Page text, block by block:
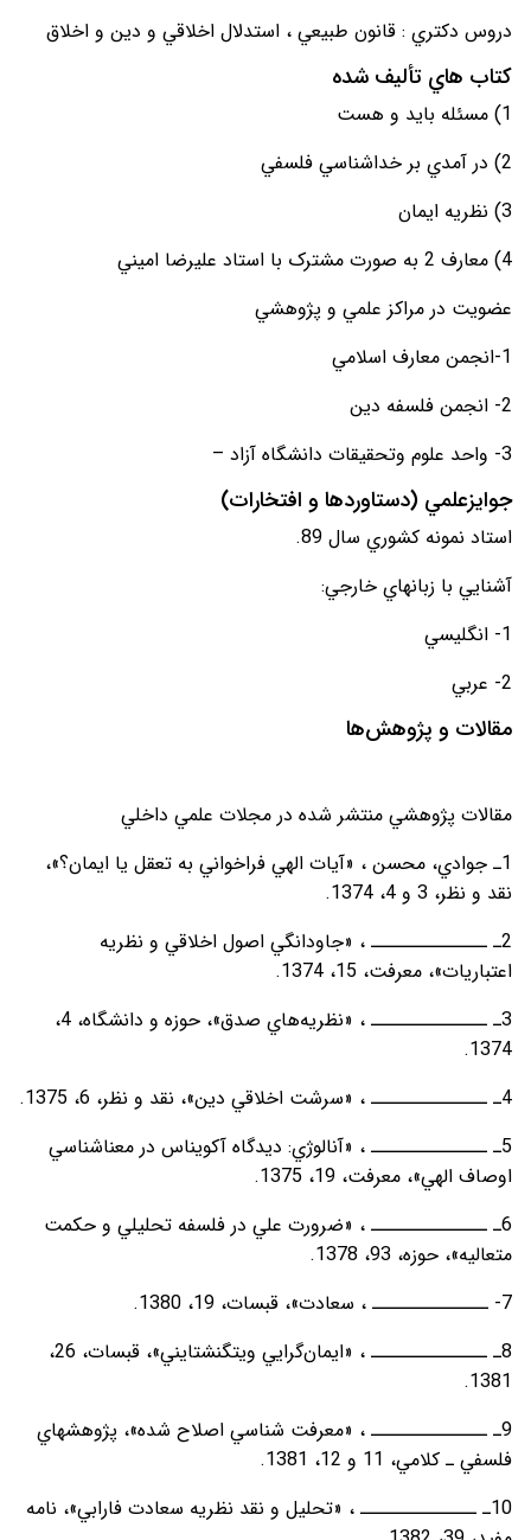
دروس دکتري : قانون طبيعي ، استدلال اخلاقي و دين و اخلاق
کتاب هاي تأليف شده
1) مسئله بايد و هست
2) در آمدي بر خداشناسي فلسفي
3) نظريه ايمان
4) معارف 2 به صورت مشترک با استاد عليرضا اميني
عضويت در مراکز علمي و پژوهشي
1-انجمن معارف اسلامي
2- انجمن فلسفه دين
3- واحد علوم وتحقيقات دانشگاه آزاد –
جوايزعلمي (دستاوردها و افتخارات)
استاد نمونه کشوري سال 89.
آشنايي با زبان­هاي خارجي:
1- انگليسي
2- عربي
مقالات و پژوهش‌ها
مقالات پژوهشي منتشر شده در مجلات علمي داخلي
1ـ جوادي، محسن ، «آيات الهي فراخواني به تعقل يا ايمان؟»،
نقد و نظر، 3 و 4، 1374.
2ـ ــــــــــــــ ، «جاودانگي اصول اخلاقي و نظريه
اعتباريات»، معرفت، 15، 1374.
3ـ ــــــــــــــ ، «نظريه‌هاي صدق»، حوزه و دانشگاه، 4،
1374.
4ـ ــــــــــــــ ، «سرشت اخلاقي دين»، نقد و نظر، 6، 1375.
5ـ ــــــــــــــ ، «آنالوژي: ديدگاه آکويناس در معناشناسي
اوصاف الهي»، معرفت، 19، 1375.
6ـ ــــــــــــــ ، «ضرورت علي در فلسفه تحليلي و حکمت
متعاليه»، حوزه، 93، 1378.
7- ــــــــــــــ ، سعادت»، قبسات، 19، 1380.
8ـ ــــــــــــــ ، «ايمان‌گرايي ويتگنشتايني»، قبسات، 26،
1381.
9ـ ــــــــــــــ ، «معرفت شناسي اصلاح شده»، پژوهشهاي
فلسفي ـ کلامي، 11 و 12، 1381.
10ـ ــــــــــــــ ، «تحليل و نقد نظريه سعادت فارابي»، نامه